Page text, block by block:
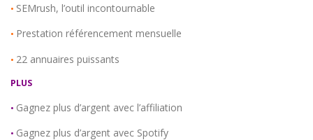
• SEMrush, l’outil incontournable
• Prestation référencement mensuelle
• 22 annuaires puissants
PLUS
• Gagnez plus d’argent avec l’affiliation
• Gagnez plus d’argent avec Spotify